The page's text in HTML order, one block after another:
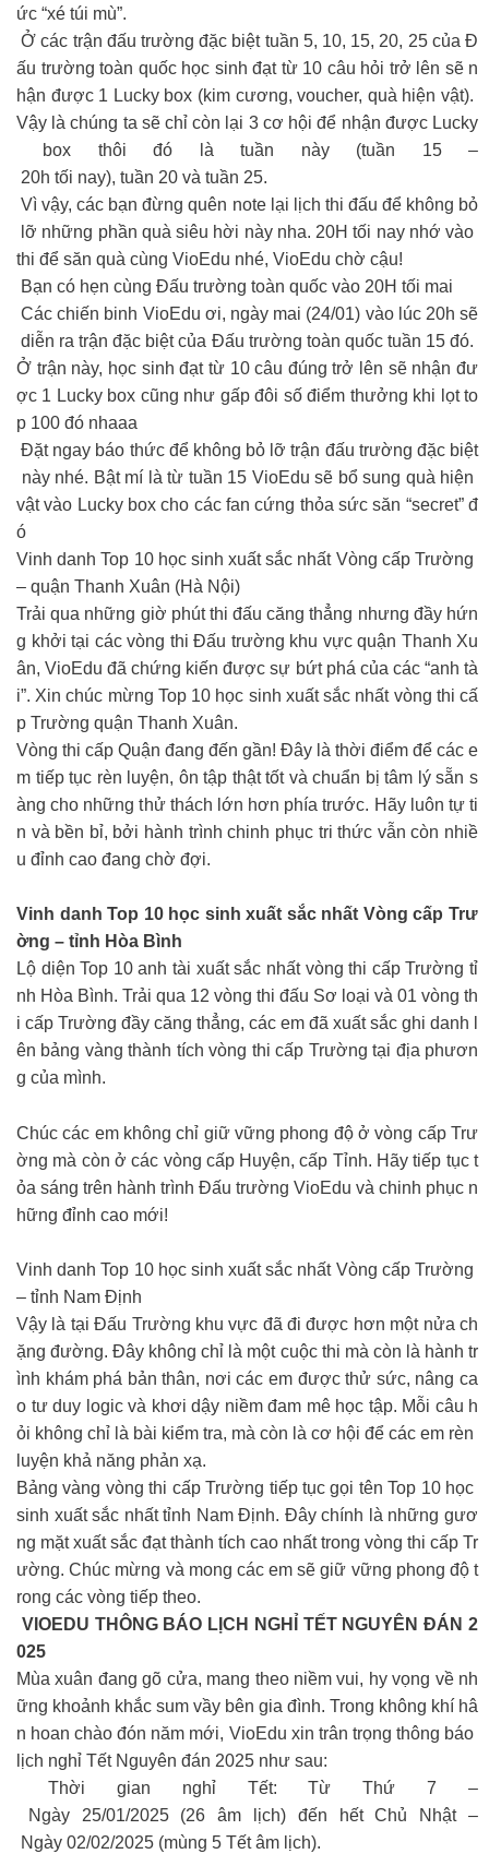
ức “xé túi mù”.
Ở các trận đấu trường đặc biệt tuần 5, 10, 15, 20, 25 của Đ
ấu trường toàn quốc học sinh đạt từ 10 câu hỏi trở lên sẽ n
hận được 1 Lucky box (kim cương, voucher, quà hiện vật).
Vậy là chúng ta sẽ chỉ còn lại 3 cơ hội để nhận được Lucky
box thôi đó là tuần này (tuần 15 –
20h tối nay), tuần 20 và tuần 25.
Vì vậy, các bạn đừng quên note lại lịch thi đấu để không bỏ
lỡ những phần quà siêu hời này nha. 20H tối nay nhớ vào
thi để săn quà cùng VioEdu nhé, VioEdu chờ cậu!
Bạn có hẹn cùng Đấu trường toàn quốc vào 20H tối mai
Các chiến binh VioEdu ơi, ngày mai (24/01) vào lúc 20h sẽ
diễn ra trận đặc biệt của Đấu trường toàn quốc tuần 15 đó.
Ở trận này, học sinh đạt từ 10 câu đúng trở lên sẽ nhận đư
ợc 1 Lucky box cũng như gấp đôi số điểm thưởng khi lọt to
p 100 đó nhaaa
️ Đặt ngay báo thức để không bỏ lỡ trận đấu trường đặc biệt
này nhé. Bật mí là từ tuần 15 VioEdu sẽ bổ sung quà hiện
vật vào Lucky box cho các fan cứng thỏa sức săn “secret” đ
ó
Vinh danh Top 10 học sinh xuất sắc nhất Vòng cấp Trường
– quận Thanh Xuân (Hà Nội)
Trải qua những giờ phút thi đấu căng thẳng nhưng đầy hứn
g khởi tại các vòng thi Đấu trường khu vực quận Thanh Xu
ân, VioEdu đã chứng kiến được sự bứt phá của các “anh tà
i”. Xin chúc mừng Top 10 học sinh xuất sắc nhất vòng thi cấ
p Trường quận Thanh Xuân.
Vòng thi cấp Quận đang đến gần! Đây là thời điểm để các e
m tiếp tục rèn luyện, ôn tập thật tốt và chuẩn bị tâm lý sẵn s
àng cho những thử thách lớn hơn phía trước. Hãy luôn tự ti
n và bền bỉ, bởi hành trình chinh phục tri thức vẫn còn nhiề
u đỉnh cao đang chờ đợi.
Vinh danh Top 10 học sinh xuất sắc nhất Vòng cấp Trư
ờng – tỉnh Hòa Bình
Lộ diện Top 10 anh tài xuất sắc nhất vòng thi cấp Trường tỉ
nh Hòa Bình. Trải qua 12 vòng thi đấu Sơ loại và 01 vòng th
i cấp Trường đầy căng thẳng, các em đã xuất sắc ghi danh l
ên bảng vàng thành tích vòng thi cấp Trường tại địa phươn
g của mình.
Chúc các em không chỉ giữ vững phong độ ở vòng cấp Trư
ờng mà còn ở các vòng cấp Huyện, cấp Tỉnh. Hãy tiếp tục t
ỏa sáng trên hành trình Đấu trường VioEdu và chinh phục n
hững đỉnh cao mới!
Vinh danh Top 10 học sinh xuất sắc nhất Vòng cấp Trường
– tỉnh Nam Định
Vậy là tại Đấu Trường khu vực đã đi được hơn một nửa ch
ặng đường. Đây không chỉ là một cuộc thi mà còn là hành tr
ình khám phá bản thân, nơi các em được thử sức, nâng ca
o tư duy logic và khơi dậy niềm đam mê học tập. Mỗi câu h
ỏi không chỉ là bài kiểm tra, mà còn là cơ hội để các em rèn
luyện khả năng phản xạ.
Bảng vàng vòng thi cấp Trường tiếp tục gọi tên Top 10 học
sinh xuất sắc nhất tỉnh Nam Định. Đây chính là những gươ
ng mặt xuất sắc đạt thành tích cao nhất trong vòng thi cấp Tr
ường. Chúc mừng và mong các em sẽ giữ vững phong độ t
rong các vòng tiếp theo.
VIOEDU THÔNG BÁO LỊCH NGHỈ TẾT NGUYÊN ĐÁN 2
025
Mùa xuân đang gõ cửa, mang theo niềm vui, hy vọng về nh
ững khoảnh khắc sum vầy bên gia đình. Trong không khí hâ
n hoan chào đón năm mới, VioEdu xin trân trọng thông báo
lịch nghỉ Tết Nguyên đán 2025 như sau:
Thời gian nghỉ Tết: Từ Thứ 7 –
Ngày 25/01/2025 (26 âm lịch) đến hết Chủ Nhật –
Ngày 02/02/2025 (mùng 5 Tết âm lịch).